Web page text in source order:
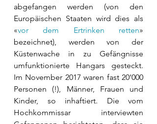
abgefangen werden (von den
Europäischen Staaten wird dies als
«vor dem Ertrinken retten»
bezeichnet), werden von der
Küstenwache in zu Gefängnisse
umfunktionierte Hangars gesteckt.
Im November 2017 waren fast 20‘000
Personen (!), Männer, Frauen und
Kinder, so inhaftiert. Die vom
Hochkommissar interviewten